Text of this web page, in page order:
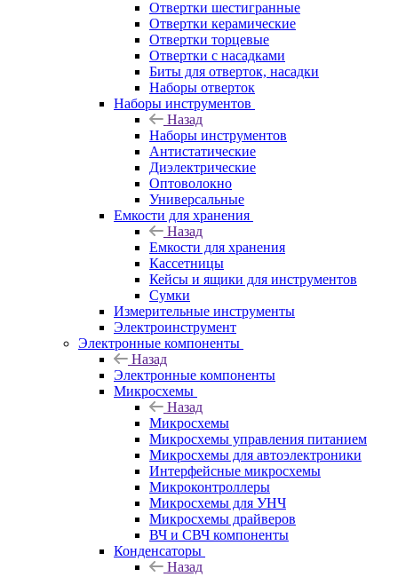
Отвертки шестигранные
Отвертки керамические
Отвертки торцевые
Отвертки с насадками
Биты для отверток, насадки
Наборы отверток
Наборы инструментов
Назад
Наборы инструментов
Антистатические
Диэлектрические
Оптоволокно
Универсальные
Емкости для хранения
Назад
Емкости для хранения
Кассетницы
Кейсы и ящики для инструментов
Сумки
Измерительные инструменты
Электроинструмент
Электронные компоненты
Назад
Электронные компоненты
Микросхемы
Назад
Микросхемы
Микросхемы управления питанием
Микросхемы для автоэлектроники
Интерфейсные микросхемы
Микроконтроллеры
Микросхемы для УНЧ
Микросхемы драйверов
ВЧ и СВЧ компоненты
Конденсаторы
Назад